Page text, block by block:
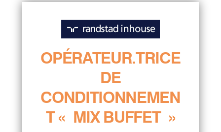
OPÉRATEUR.TRICE
DE
CONDITIONNEMEN
T « MIX BUFFET »